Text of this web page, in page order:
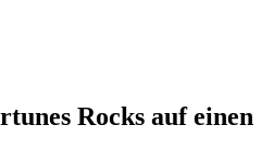
Rocks auf einen